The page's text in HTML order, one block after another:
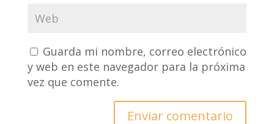
Guarda mi nombre, correo electrónico
y web en este navegador para la próxima
vez que comente.